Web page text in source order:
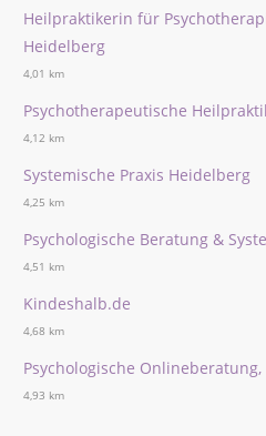
Heilpraktikerin für
Heidelberg
4,01 km
Psychotherapeutische
4,12 km
Systemische Praxis Heidelberg
4,25 km
Psychologische Beratung &
4,51 km
Kindeshalb.de
4,68 km
Psychologische
4,93 km